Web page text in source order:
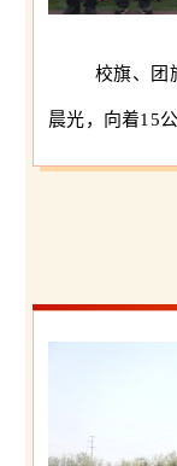
校旗、团
晨光，向着15